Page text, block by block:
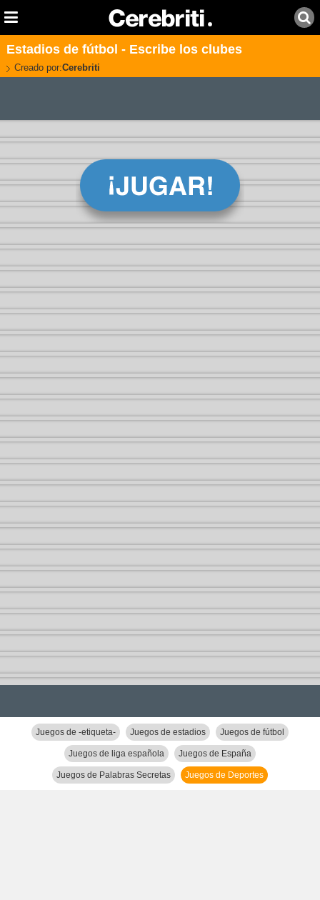
Estadios de fútbol - Escribe los clubes
Creado por:Cerebriti
Juegos de -etiqueta- Juegos de estadios Juegos de fútbol
Juegos de liga española Juegos de España
Juegos de Palabras Secretas Juegos de Deportes